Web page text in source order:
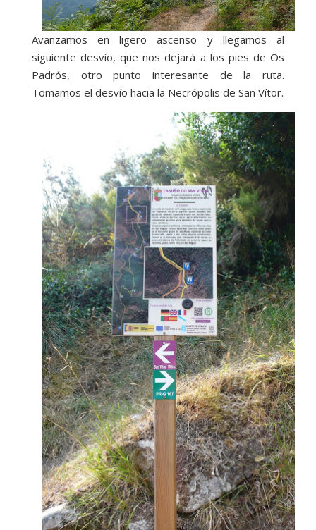
Avanzamos en ligero ascenso y llegamos al
siguiente desvío, que nos dejará a los pies de Os
Padrós, otro punto interesante de la ruta.
Tomamos el desvío hacia la Necrópolis de San Vítor.